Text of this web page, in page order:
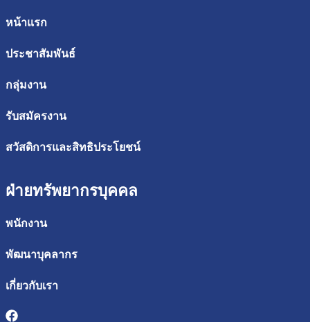
หน้าแรก
ประชาสัมพันธ์
กลุ่มงาน
รับสมัครงาน
สวัสดิการและสิทธิประโยชน์
ฝ่ายทรัพยากรบุคคล
พนักงาน
พัฒนาบุคลากร
เกี่ยวกับเรา